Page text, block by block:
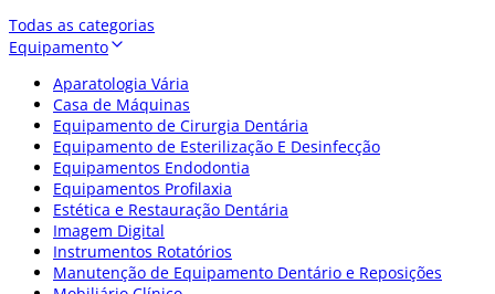
Todas as categorias
Equipamento
Aparatologia Vária
Casa de Máquinas
Equipamento de Cirurgia Dentária
Equipamento de Esterilização E Desinfecção
Equipamentos Endodontia
Equipamentos Profilaxia
Estética e Restauração Dentária
Imagem Digital
Instrumentos Rotatórios
Manutenção de Equipamento Dentário e Reposições